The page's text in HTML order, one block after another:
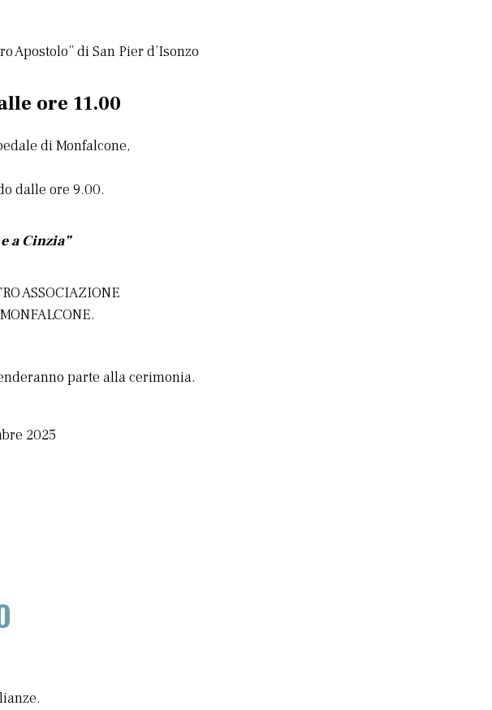
Apostolo” di San Pier d’Isonzo
ore 11.00
di Monfalcone,
dalle ore 9.00.
a Cinzia”
ASSOCIAZIONE
parte alla cerimonia.
2025